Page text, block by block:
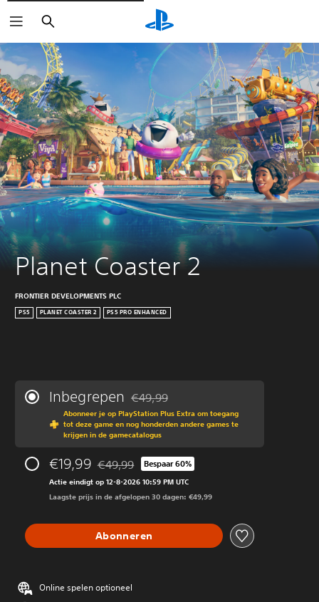
Zoeken
Planet Coaster 2
FRONTIER DEVELOPMENTS PLC
PS5 PLANET COASTER 2 PS5 PRO ENHANCED
Inbegrepen Korting ten opzichte van de
€49,99
Abonneer je op PlayStation Plus Extra om toegang
tot deze game en nog honderden andere games te
krijgen in de gamecatalogus
€19,99 Korting ten opzichte van de oorspronkelijke
€49,99 Bespaar 60%
Actie eindigt op 12-8-2026 10:59 PM UTC
Laagste prijs in de afgelopen 30 dagen: €49,99
Abonneren
Online spelen optioneel